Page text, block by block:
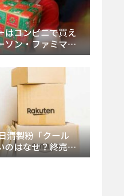
はコンビニで買え
ソン・ファミマの
品を徹底解説
清製粉「クール
のはなぜ？終売の
ケーキ代替品・再